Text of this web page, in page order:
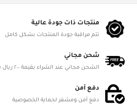
L 28cm, W 24cm, H 15cm
Battery Status
Battery Details
منتجات ذات جودة عالية
تتم مراقبة جودة المنتجات بشكل كامل
شحن مجاني
الشحن مجاني عند الشراء بقيمة ٢٠٠ ريال سعودي فما فوق
دفع آمن
دفع آمن ومشفر لحماية الخصوصية